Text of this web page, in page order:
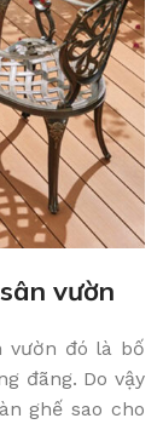
vườn
vườn đó là bố
đãng. Do vậy
ghế sao cho